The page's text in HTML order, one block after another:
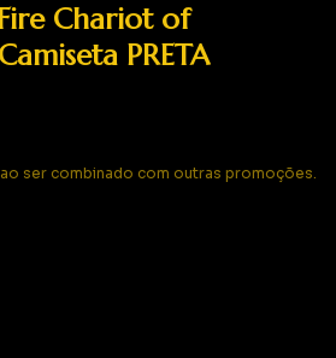
Chariot of
PRETA
ser combinado com outras promoções.